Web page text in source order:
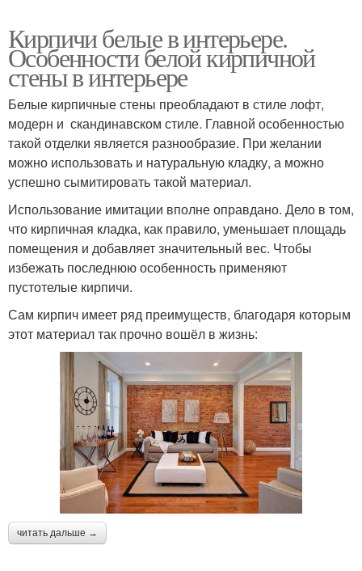
Кирпичи белые в интерьере.
Особенности белой кирпичной
стены в интерьере
Белые кирпичные стены преобладают в стиле лофт,
модерн и скандинавском стиле. Главной особенностью
такой отделки является разнообразие. При желании
можно использовать и натуральную кладку, а можно
успешно сымитировать такой материал.
Использование имитации вполне оправдано. Дело в том,
что кирпичная кладка, как правило, уменьшает площадь
помещения и добавляет значительный вес. Чтобы
избежать последнюю особенность применяют
пустотелые кирпичи.
Сам кирпич имеет ряд преимуществ, благодаря которым
этот материал так прочно вошёл в жизнь:
читать дальше →